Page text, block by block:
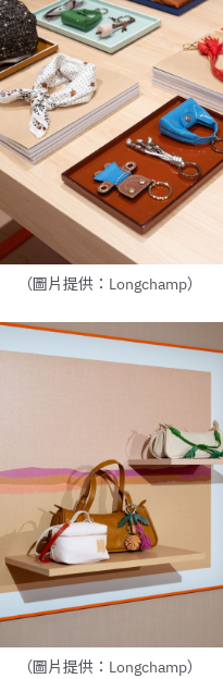
（圖片提供：Longchamp）
（圖片提供：Longchamp）